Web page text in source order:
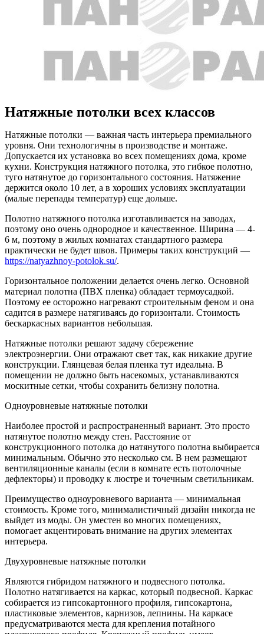
Натяжные потолки всех классов
Натяжные потолки — важная часть интерьера премиального
уровня. Они технологичны в производстве и монтаже.
Допускается их установка во всех помещениях дома, кроме
кухни. Конструкция натяжного потолка, это гибкое полотно,
туго натянутое до горизонтального состояния. Натяжение
держится около 10 лет, а в хороших условиях эксплуатации
(малые перепады температур) еще дольше.
Полотно натяжного потолка изготавливается на заводах,
поэтому оно очень однородное и качественное. Ширина — 4-
6 м, поэтому в жилых комнатах стандартного размера
практически не будет швов. Примеры таких конструкций —
https://natyazhnoy-potolok.su/.
Горизонтальное положении делается очень легко. Основной
материал полотна (ПВХ пленка) обладает термоусадкой.
Поэтому ее осторожно нагревают строительным феном и она
садится в размере натягиваясь до горизонтали. Стоимость
бескаркасных вариантов небольшая.
Натяжные потолки решают задачу сбережение
электроэнергии. Они отражают свет так, как никакие другие
конструкции. Глянцевая белая пленка тут идеальна. В
помещении не должно быть насекомых, устанавливаются
москитные сетки, чтобы сохранить белизну полотна.
Одноуровневые натяжные потолки
Наиболее простой и распространенный вариант. Это просто
натянутое полотно между стен. Расстояние от
конструкционного потолка до натянутого полотна выбирается
минимальным. Обычно это несколько см. В нем размещают
вентиляционные каналы (если в комнате есть потолочные
дефлекторы) и проводку к люстре и точечным светильникам.
Преимущество одноуровневого варианта — минимальная
стоимость. Кроме того, минималистичный дизайн никогда не
выйдет из моды. Он уместен во многих помещениях,
помогает акцентировать внимание на других элементах
интерьера.
Двухуровневые натяжные потолки
Являются гибридом натяжного и подвесного потолка.
Полотно натягивается на каркас, который подвесной. Каркас
собирается из гипсокартонного профиля, гипсокартона,
пластиковые элементов, карнизов, лепнины. На каркасе
предусматриваются места для крепления потайного